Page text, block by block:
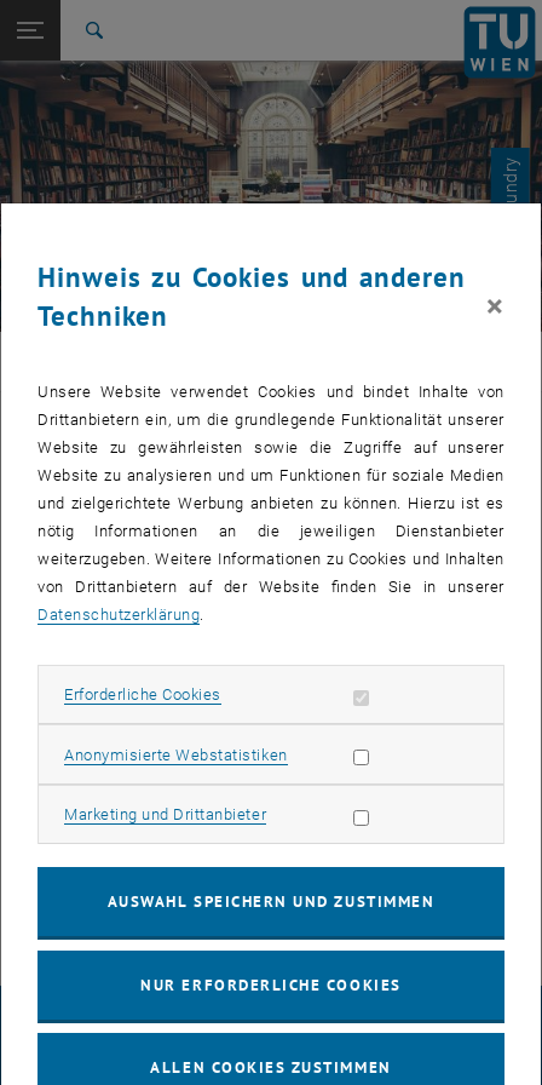
TU Login
Quicklinks
Quicklinks-Menü umschalten
Studium
International
Karriere
Zur 1. Menü Ebene
Andreas Körner
Zurück zur letzten Ebene: © Pixabay - Foundry
Materialsammlung der vergangenen
Lehrveranstaltungen im
Wintersemester
Auf dieser Seite werden die vergangenen schriftlichen Tests und
Prüfungen zur Linearen Algebra für TPH gesammelt aufgelistet, um
es Studierenden zu ermöglichen, diese als Vorbereitungsmaterial zu
Angaben hinaus! Um einen Eindruck über die Zusammensetzung
Vorbereitung.
Übungsklausuren
Vorlesungsprüfungen
IMPRESSUM
Hinweis zu Cookies und anderen
Techniken
×
Unsere Website verwendet Cookies und bindet Inhalte von
Drittanbietern ein, um die grundlegende Funktionalität unserer
Website zu gewährleisten sowie die Zugriffe auf unserer
Website zu analysieren und um Funktionen für soziale Medien
und zielgerichtete Werbung anbieten zu können. Hierzu ist es
nötig Informationen an die jeweiligen Dienstanbieter
weiterzugeben. Weitere Informationen zu Cookies und Inhalten
von Drittanbietern auf der Website finden Sie in unserer
Datenschutzerklärung
Erforderliche Cookies Erforderliche Cookies zulassen
Anonymisierte WebstatistikenStatistik Cookies zulassen
Marketing und DrittanbieterMarketing Cookies zulassen
AUSWAHL SPEICHERN UND ZUSTIMMEN
NUR ERFORDERLICHE COOKIES
ALLEN COOKIES ZUSTIMMEN